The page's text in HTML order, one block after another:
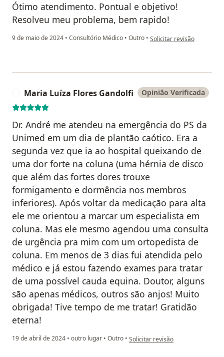
Ótimo atendimento. Pontual e objetivo!
Resolveu meu problema, bem rapido!
9 de maio de 2024 • Consultório Médico • Outro • na opinião do utilizador
Solicitar revisão
Maria Luíza Flores Gandolfi Opinião Verificada
Dr. André me atendeu na emergência do PS da
Unimed em um dia de plantão caótico. Era a
segunda vez que ia ao hospital queixando de
uma dor forte na coluna (uma hérnia de disco
que além das fortes dores trouxe
formigamento e dormência nos membros
inferiores). Após voltar da medicação para alta
ele me orientou a marcar um especialista em
coluna. Mas ele mesmo agendou uma consulta
de urgência pra mim com um ortopedista de
coluna. Em menos de 3 dias fui atendida pelo
médico e já estou fazendo exames para tratar
de uma possível cauda equina. Doutor, alguns
são apenas médicos, outros são anjos! Muito
obrigada! Tive tempo de me tratar! Gratidão
eterna!
19 de abril de 2024 • outro lugar • Outro • na opinião do utilizador Maria
Solicitar revisão